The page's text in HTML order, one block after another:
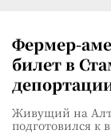
Фермер-
билет в
Живущий на
подготовился к